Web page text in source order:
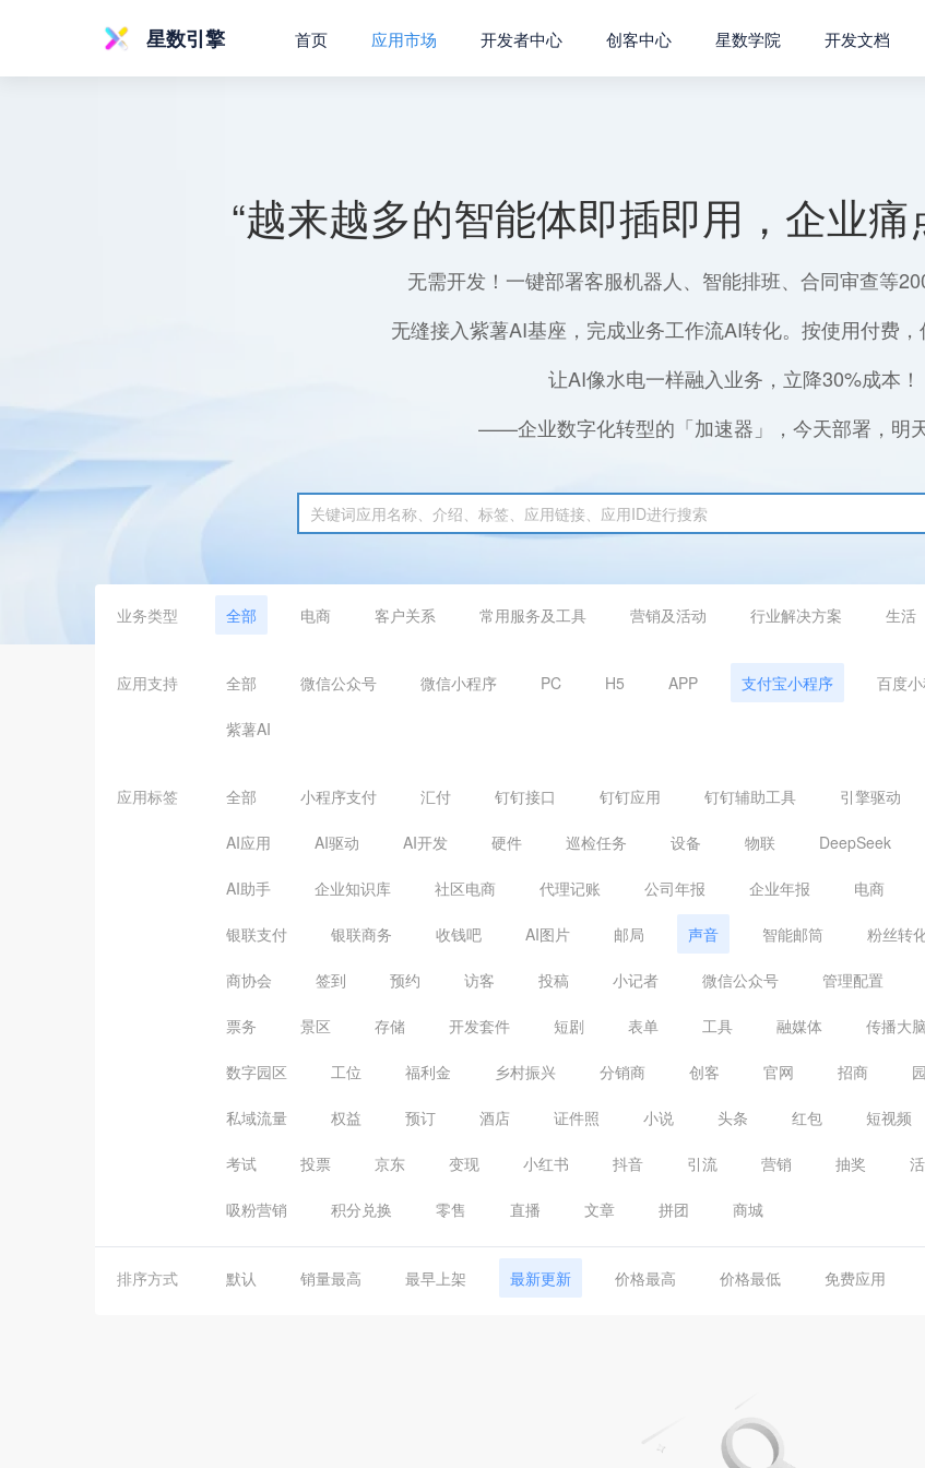
星数引擎 首页 应用市场 开发者中心 创客中心 星数学院 开发文档
“越来越多的智能体即插即用，企业
无需开发！一键部署客服机器人、智能排班、合同审查等
无缝接入紫薯AI基座，完成业务工作流AI转化。按使用付费，
让AI像水电一样融入业务，立降30%成本！
——企业数字化转型的「加速器」，今天部署，明天
业务类型 全部 电商 客户关系 常用服务及工具 营销及活动 行业解决方案 生活
应用支持 全部 微信公众号 微信小程序 PC H5 APP 支付宝小程序 百度
紫薯AI
应用标签 全部 小程序支付 汇付 钉钉接口 钉钉应用 钉钉辅助工具 引擎驱动
AI应用 AI驱动 AI开发 硬件 巡检任务 设备 物联 DeepSeek
AI助手 企业知识库 社区电商 代理记账 公司年报 企业年报 电商
银联支付 银联商务 收钱吧 AI图片 邮局 声音 智能邮筒 粉丝转
商协会 签到 预约 访客 投稿 小记者 微信公众号 管理配置
票务 景区 存储 开发套件 短剧 表单 工具 融媒体 传播大脑
数字园区 工位 福利金 乡村振兴 分销商 创客 官网 招商
私域流量 权益 预订 酒店 证件照 小说 头条 红包 短视频
考试 投票 京东 变现 小红书 抖音 引流 营销 抽奖
吸粉营销 积分兑换 零售 直播 文章 拼团 商城
排序方式 默认 销量最高 最早上架 最新更新 价格最高 价格最低 免费应用